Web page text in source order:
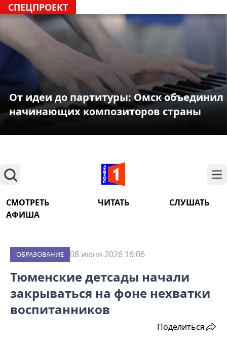
СПЕЦПРОЕКТ
От идеи до партитуры: Омск объединил
начинающих композиторов страны
Поиск
СМОТРЕТЬ ЧИТАТЬ
СЛУШАТЬ
АФИША
ОБРАЗОВАНИЕ 08 июня 2026 16:06
Тюменские детсады начали
закрываться на фоне нехватки
воспитанников
Поделиться